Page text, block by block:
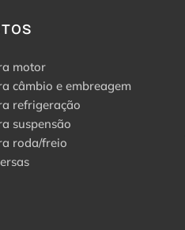
motor
câmbio e embreagem
refrigeração
suspensão
roda/freio